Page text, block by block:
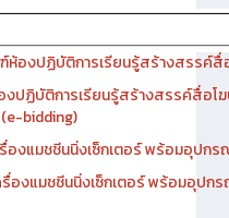
ห้องปฏิบัติการเรียนรู้สร้างสรรค์
ปฏิบัติการเรียนรู้สร้างสรรค์สื่อโ
bidding)
องแมชชีนนิ่งเซ็กเตอร์ พร้อมอุปก
องแมชชีนนิ่งเซ็กเตอร์ พร้อมอุปก